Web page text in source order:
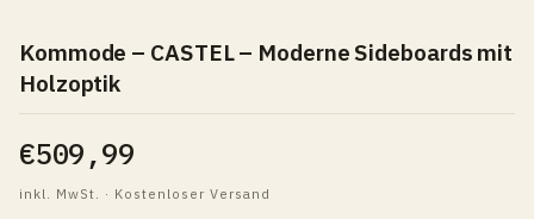
Kommode – CASTEL – Moderne Sideboards mit
Holzoptik
€509,99
inkl. MwSt. · Kostenloser Versand